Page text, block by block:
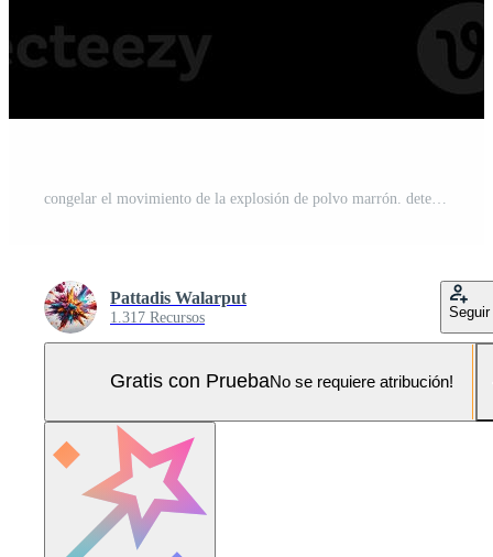
Pattadis Walarput
1.317 Recursos Seguir
Gratis con PruebaNo se requiere atribución!